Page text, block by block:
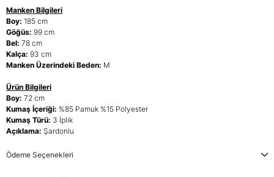
Manken Bilgileri
Boy: 185 cm
Göğüs: 99 cm
Bel: 78 cm
Kalça: 93 cm
Manken Üzerindeki Beden: M
Ürün Bilgileri
Boy: 72 cm
Kumaş İçeriği: %85 Pamuk %15 Polyester
Kumaş Türü: 3 İplik
Açıklama: Şardonlu
Ödeme Seçenekleri